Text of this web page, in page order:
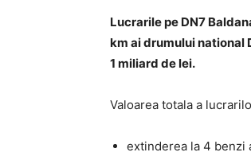
Lucrarile pe DN7
km ai drumului national
1 miliard de lei.
Valoarea totala a
extinderea la 4 benzi